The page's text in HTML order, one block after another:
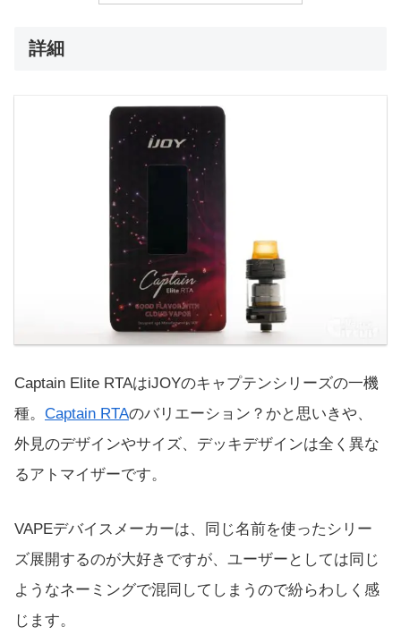
詳細
Captain Elite RTAはiJOYのキャプテンシリーズの一機
種。 Captain RTAのバリエーション？かと思いきや、
外見のデザインやサイズ、デッキデザインは全く異な
るアトマイザーです。
VAPEデバイスメーカーは、同じ名前を使ったシリー
ズ展開するのが大好きですが、ユーザーとしては同じ
ようなネーミングで混同してしまうので紛らわしく感
じます。